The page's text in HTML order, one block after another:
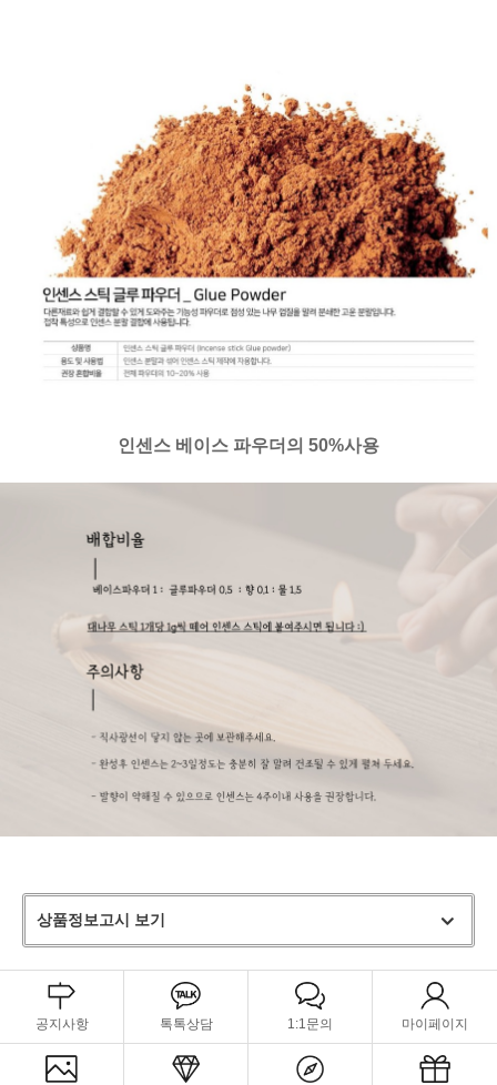
인센스 베이스 파우더의 50%사용
상품정보고시 보기
공지사항 톡톡상담 1:1문의 마이페이지